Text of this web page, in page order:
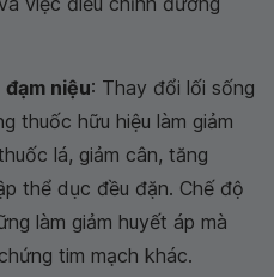
niệu: Thay đổi lối sống
thuốc hữu hiệu làm giảm
lá, giảm cân, tăng
thể dục đều đặn. Chế độ
làm giảm huyết áp mà
tim mạch khác.